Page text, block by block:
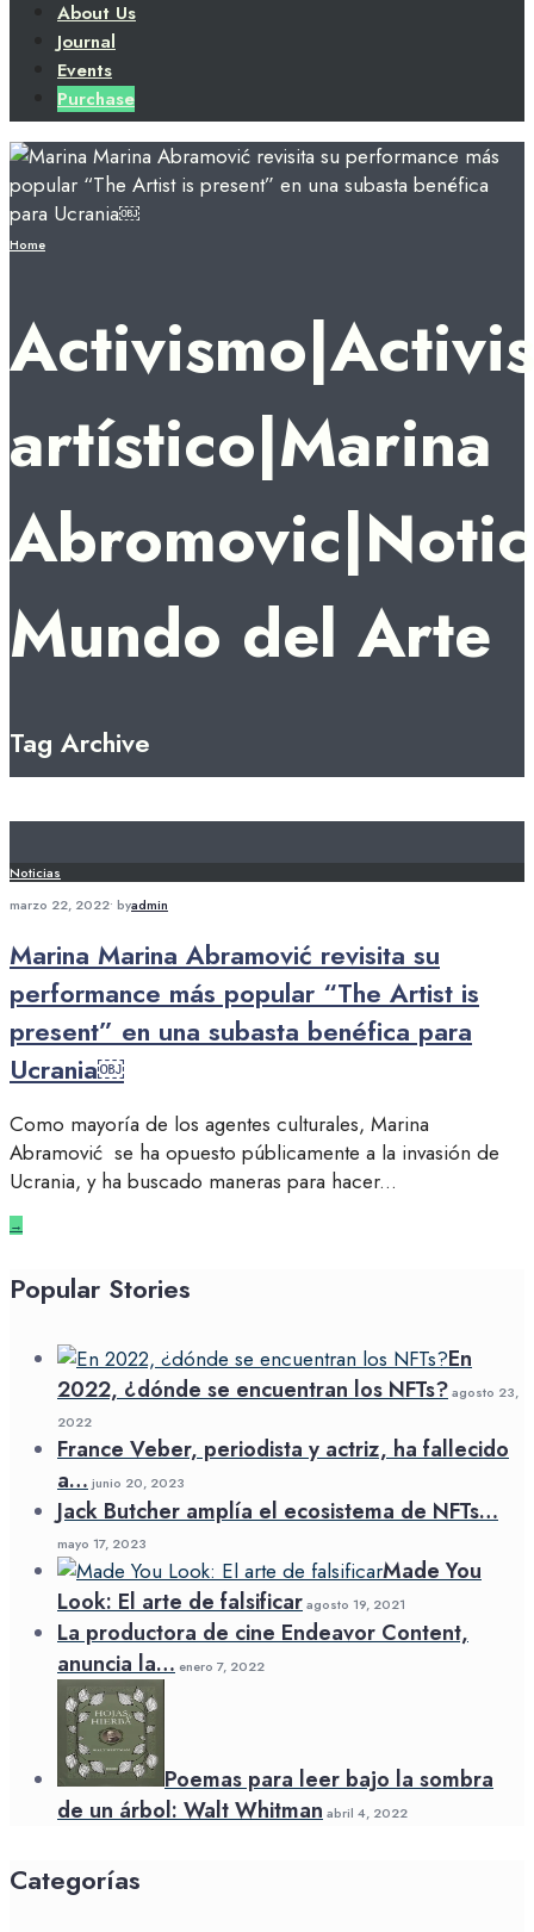
About Us
Journal
Events
Purchase
Home
artístico|Marina
Mundo del Arte
Tag Archive
Noticias
marzo 22, 2022• byadmin
Marina Marina Abramović revisita su
performance más popular “The Artist is
present” en una subasta benéfica para
Ucrania￼
Como mayoría de los agentes culturales, Marina
Abramović se ha opuesto públicamente a la invasión de
Ucrania, y ha buscado maneras para hacer...
→
Popular Stories
En
2022, ¿dónde se encuentran los NFTs?agosto 23,
2022
France Veber, periodista y actriz, ha fallecido
a… junio 20, 2023
Jack Butcher amplía el ecosistema de NFTs…
mayo 17, 2023
Made You
Look: El arte de falsificaragosto 19, 2021
La productora de cine Endeavor Content,
anuncia la… enero 7, 2022
Poemas para leer bajo la sombra
de un árbol: Walt Whitman abril 4, 2022
Categorías